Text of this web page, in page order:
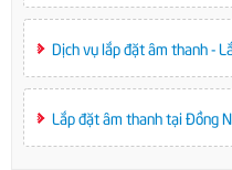
Dịch vụ lắp đặt âm thanh -
Lắp đặt âm thanh tại Đồng